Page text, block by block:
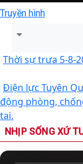
Truyền hình
Thời sự trưa 5-8-
Điện lực Tuyên
động phòng,
tai.
NHỊP SỐNG XỨ